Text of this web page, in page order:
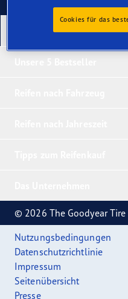
Unsere neuesten Produkte
© 2026 The Goodyear
Nutzungsbedingungen
Datenschutzrichtlinie
Impressum
Seitenübersicht
Presse
Cookies für das